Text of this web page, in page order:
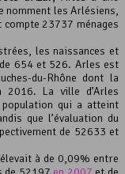
OpenStreetMapcontributeurs
nomment les Arlésiens,
23737 ménages
les naissances et
654 et 526. Arles est
du-Rhône dont la
2016. La ville d’Arles
qui a atteint
que l’évaluation du
de 52633 et
à de 0,09% entre